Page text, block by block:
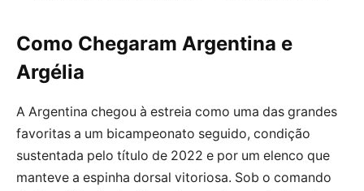
Como Chegaram Argentina e
Argélia
A Argentina chegou à estreia como uma das grandes
favoritas a um bicampeonato seguido, condição
sustentada pelo título de 2022 e por um elenco que
manteve a espinha dorsal vitoriosa. Sob o comando